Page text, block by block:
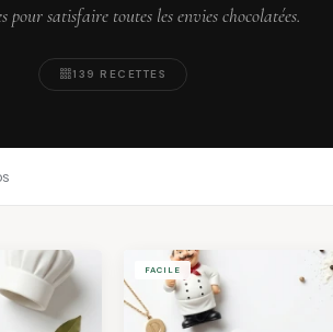
pour satisfaire toutes les envies chocolatées.
139 RECETTES
FACILE